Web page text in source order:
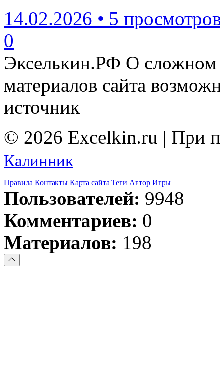
14.02.2026 • 5
0
Экселькин.РФ О сложном
материалов сайта
источник
© 2026 Excelkin.ru | При
Калинник
Правила Контакты Карта сайта Теги Автор Игры
Пользователей: 9948
Комментариев: 0
Материалов: 198